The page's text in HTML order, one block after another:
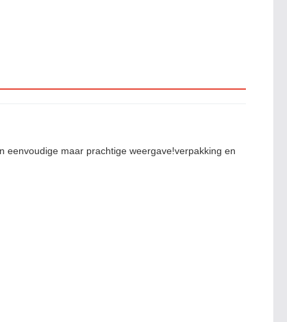
maar prachtige weergave!verpakking en